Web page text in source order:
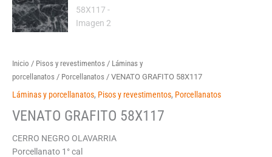
Inicio / Pisos y revestimentos / Láminas y
porcellanatos / Porcellanatos / VENATO GRAFITO 58X117
Láminas y porcellanatos, Pisos y revestimentos, Porcellanatos
VENATO GRAFITO 58X117
CERRO NEGRO OLAVARRIA
Porcellanato 1° cal